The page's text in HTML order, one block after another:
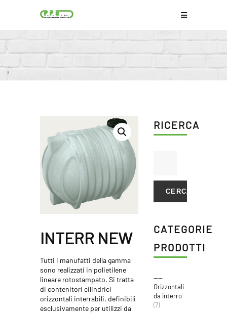
INTERR NEW
Tutti i manufatti della gamma
sono realizzati in polietilene
lineare rotostampato. Si tratta
di contenitori cilindrici
orizzontali interrabili, definibili
esclusivamente per utilizzi da
RICERCA
CERCA
CATEGORIE
PRODOTTI
----
Orizzontali
da interro
(7)